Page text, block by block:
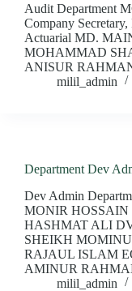
Audit Department
Company
Actuarial MD.
MOHAMMAD
ANISUR
milil_admin
Department Dev
Dev Admin
MONIR HOSSAIN
HASHMAT ALI
SHEIKH
RAJAUL ISLAM
AMINUR
milil_admin